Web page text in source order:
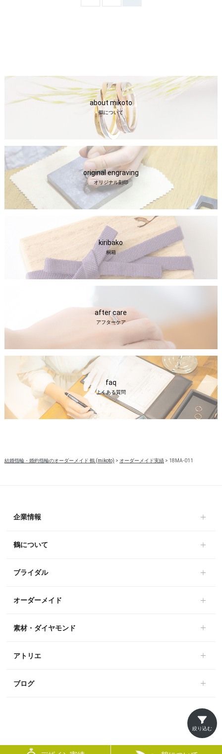
絞り込む
about mikoto
鶴について
original engraving
オリジナル刻印
kiribako
桐箱
after care
アフターケア
faq
よくある質問
結婚指輪・婚約指輪のオーダーメイド 鶴 (mikoto) > オーダーメイド実績> 18MA-011
企業情報
鶴について
ブライダル
オーダーメイド
素材・ダイヤモンド
アトリエ
ブログ